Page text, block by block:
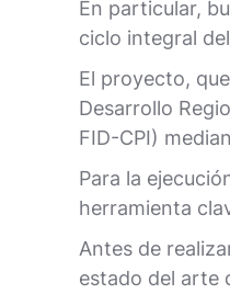
En particular,
ciclo integral
El proyecto,
Desarrollo
FID-CPI)
Para la
herramienta
Antes de
estado del arte